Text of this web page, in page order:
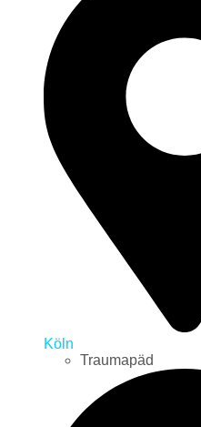
Köln
Traumapäd